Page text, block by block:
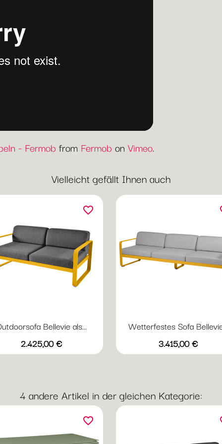
- Fermob from Fermob on Vimeo.
Vielleicht gefällt Ihnen auch
Bellevie als...
Preis
2.425,00 €
Vorschau
AbyssblauAcapulcoblau
Anthrazit
Chili Gewittergrau
favorite_border
Wetterfestes Sofa
Preis
3.415,00 €
Vorschau
AbyssblauAcapulcoblau
AnthrazitCapucine
4 andere Artikel in der gleichen Kategorie:
favorite_border